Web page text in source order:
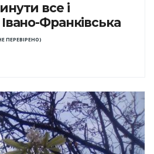
все і
Франківська
ПЕРЕВІРЕНО)